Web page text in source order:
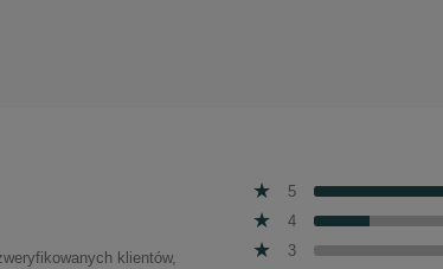
klientów,
5
4
3